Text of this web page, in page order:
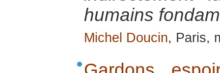
humains
Michel Doucin, Paris,